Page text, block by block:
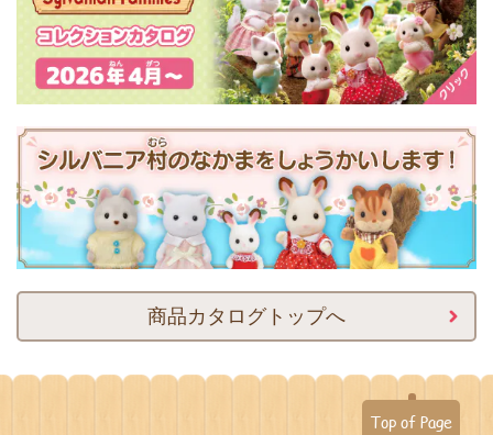
商品カタログトップへ
Top of Page